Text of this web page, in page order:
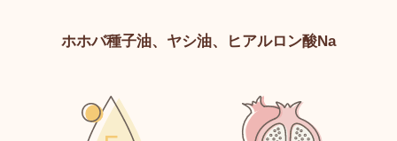
ホホバ種子油、ヤシ油、ヒアルロン酸Na